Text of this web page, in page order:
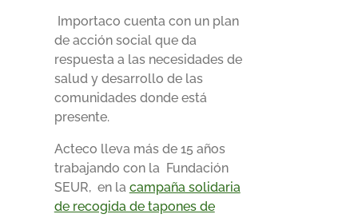
Importaco cuenta con un plan
de acción social que da
respuesta a las necesidades de
salud y desarrollo de las
comunidades donde está
presente.
Acteco lleva más de 15 años
trabajando con la Fundación
SEUR, en la campaña solidaria
de recogida de tapones de